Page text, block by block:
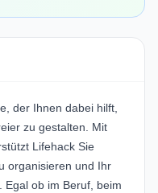
der Ihnen dabei hilft,
zu gestalten. Mit
Lifehack Sie
organisieren und Ihr
Egal ob im Beruf, beim